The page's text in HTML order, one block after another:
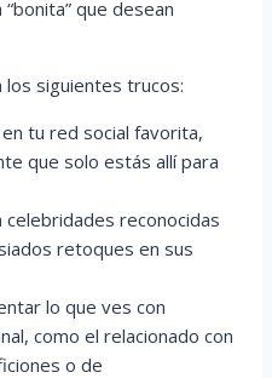
que desean
siguientes trucos:
tu red social favorita,
que solo estás allí para
celebridades reconocidas
retoques en sus
lo que ves con
como el relacionado con
o de